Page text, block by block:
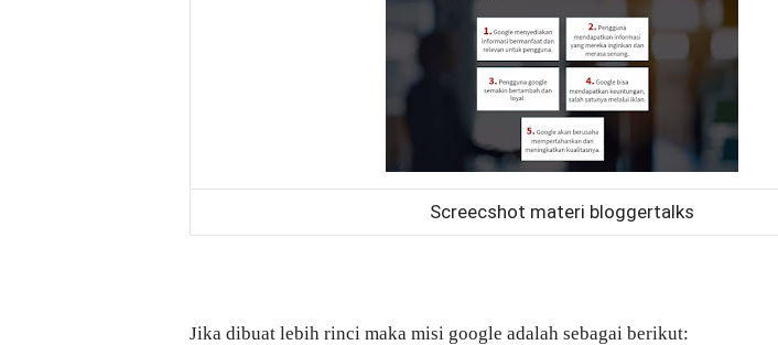
Screecshot materi bloggertalks
Jika dibuat lebih rinci maka misi google adalah sebagai berikut: